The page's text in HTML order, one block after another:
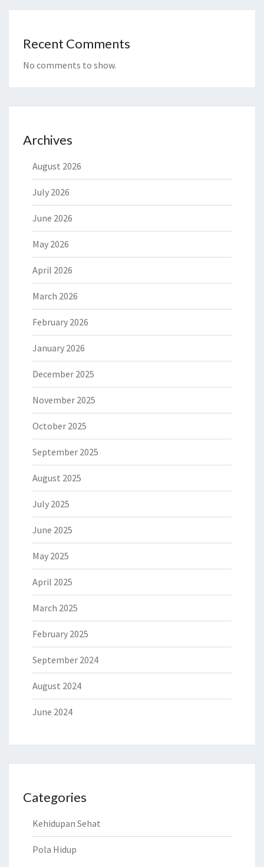
Recent Comments
No comments to show.
Archives
August 2026
July 2026
June 2026
May 2026
April 2026
March 2026
February 2026
January 2026
December 2025
November 2025
October 2025
September 2025
August 2025
July 2025
June 2025
May 2025
April 2025
March 2025
February 2025
September 2024
August 2024
June 2024
Categories
Kehidupan Sehat
Pola Hidup